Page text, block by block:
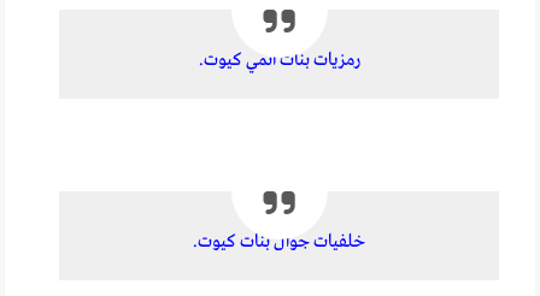
رمزيات بنات انمي كيوت.
خلفيات جوال بنات كيوت.